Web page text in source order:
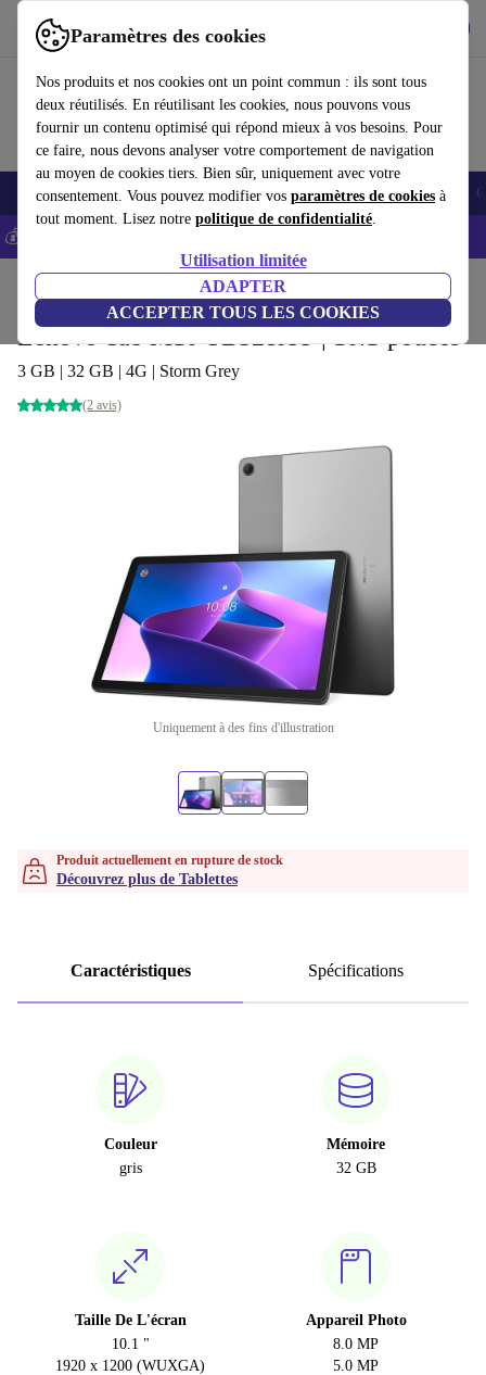
Paramètres des cookies
Nos produits et nos cookies ont un point commun : ils sont tous
deux réutilisés. En réutilisant les cookies, nous pouvons vous
fournir un contenu optimisé qui répond mieux à vos besoins. Pour
ce faire, nous devons analyser votre comportement de navigation
au moyen de cookies tiers. Bien sûr, uniquement avec votre
consentement. Vous pouvez modifier vos paramètres de cookies à
tout moment. Lisez notre politique de confidentialité.
Utilisation limitée
ADAPTER
ACCEPTER TOUS LES COOKIES
Utilisez refurbed rapidement et facilement
Smartphones Laptops Tablettes Montres connectées Accessoires
💰-5% EXTRA sur les iPhones – Code: IPHONEDEAL -
Lenovo Tab M10 TB328XU | 10.1-pouces
3 GB | 32 GB | 4G | Storm Grey
(2 avis)
Uniquement à des fins d'illustration
Produit actuellement en rupture de stock
Découvrez plus de Tablettes
Caractéristiques Spécifications
Couleur
gris
Mémoire
32 GB
Taille De L'écran
10.1 "
1920 x 1200 (WUXGA)
Appareil Photo
8.0 MP
5.0 MP